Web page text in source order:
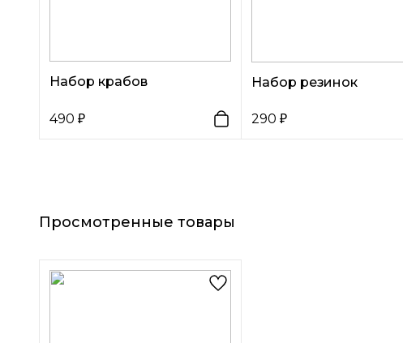
Набор крабов
490
Набор резинок
290
Просмотренные товары